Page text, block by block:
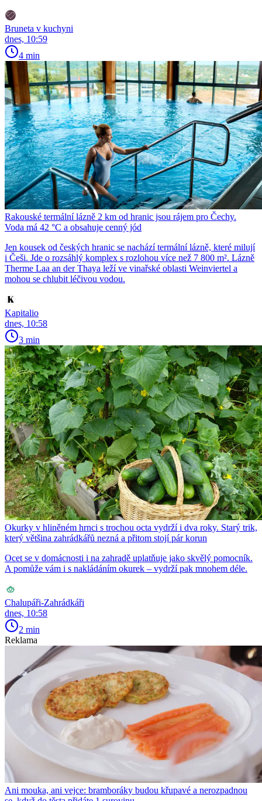
Bruneta v kuchyni
dnes, 10:59
4 min
Rakouské termální lázně 2 km od hranic jsou rájem pro Čechy.
Voda má 42 °C a obsahuje cenný jód
Jen kousek od českých hranic se nachází termální lázně, které milují
i Češi. Jde o rozsáhlý komplex s rozlohou více než 7 800 m². Lázně
Therme Laa an der Thaya leží ve vinařské oblasti Weinviertel a
mohou se chlubit léčivou vodou.
Kapitalio
dnes, 10:58
3 min
Okurky v hliněném hrnci s trochou octa vydrží i dva roky. Starý trik,
který většina zahrádkářů nezná a přitom stojí pár korun
Ocet se v domácnosti i na zahradě uplatňuje jako skvělý pomocník.
A pomůže vám i s nakládáním okurek – vydrží pak mnohem déle.
Chalupáři-Zahrádkáři
dnes, 10:58
2 min
Reklama
Ani mouka, ani vejce: bramboráky budou křupavé a nerozpadnou